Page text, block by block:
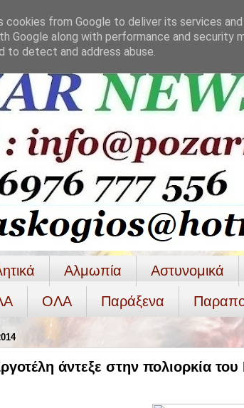
Αλμωπία Αστυνομικά
ΟΛA Παράξενα
άντεξε στην πολιορκία του
cookies from Google to deliver its services
Google along with performance and
to detect and address abuse.